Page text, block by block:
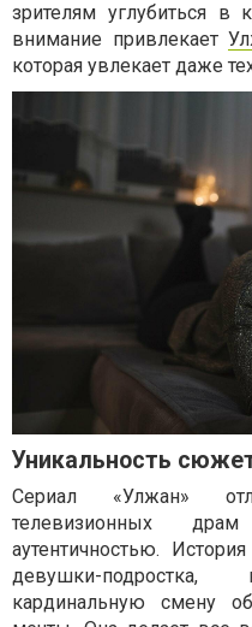
зрителям углубиться в
внимание привлекает
которая увлекает даже
Уникальность
Сериал «Улжан»
телевизионных
аутентичностью.
девушки-
кардинальную смену